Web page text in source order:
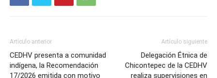
Artículo anterior
CEDHV presenta a comunidad
indígena, la Recomendación
17/2026 emitida con motivo
Artículo siguiente
Delegación Étnica de
Chicontepec de la CEDHV
realiza supervisiones en